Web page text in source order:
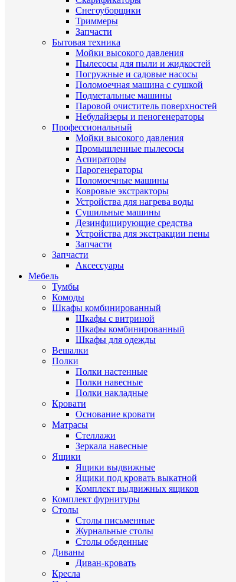
Снегоуборщики
Триммеры
Запчасти
Бытовая техника
Мойки высокого давления
Пылесосы для пыли и жидкостей
Погружные и садовые насосы
Поломоечная машина с сушкой
Подметальные машины
Паровой очиститель поверхностей
Небулайзеры и пеногенераторы
Профессиональный
Мойки высокого давления
Промышленные пылесосы
Аспираторы
Парогенераторы
Поломоечные машины
Ковровые экстракторы
Устройства для нагрева воды
Сушильные машины
Дезинфицирующие средства
Устройства для экстракции пены
Запчасти
Запчасти
Аксессуары
Мебель
Тумбы
Комоды
Шкафы комбинированный
Шкафы с витриной
Шкафы комбинированный
Шкафы для одежды
Вешалки
Полки
Полки настенные
Полки навесные
Полки накладные
Кровати
Основание кровати
Матрасы
Стеллажи
Зеркала навесные
Ящики
Ящики выдвижные
Ящики под кровать выкатной
Комплект выдвижных ящиков
Комплект фурнитуры
Столы
Столы письменные
Журнальные cтолы
Столы обеденные
Диваны
Диван-кровать
Кресла